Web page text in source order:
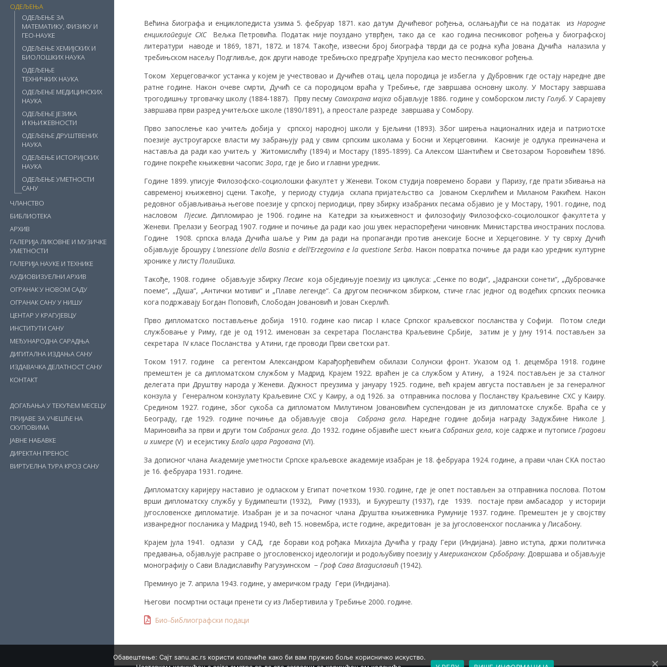
ОДЕЉЕЊА
ОДЕЉЕЊЕ ЗА
МАТЕМАТИКУ, ФИЗИКУ И
ГЕО-НАУКЕ
ОДЕЉЕЊЕ ХЕМИЈСКИХ И
БИОЛОШКИХ НАУКА
ОДЕЉЕЊЕ
ТЕХНИЧКИХ НАУКА
ОДЕЉЕЊЕ МЕДИЦИНСКИХ
НАУКА
ОДЕЉЕЊЕ ЈЕЗИКА
И КЊИЖЕВНОСТИ
ОДЕЉЕЊЕ ДРУШТВЕНИХ
НАУКА
ОДЕЉЕЊЕ ИСТОРИЈСКИХ
НАУКА
ОДЕЉЕЊЕ УМЕТНОСТИ
САНУ
ЧЛАНСТВО
БИБЛИОТЕКА
АРХИВ
ГАЛЕРИЈА ЛИКОВНЕ И МУЗИЧКЕ
УМЕТНОСТИ
ГАЛЕРИЈА НАУКЕ И ТЕХНИКЕ
АУДИОВИЗУЕЛНИ АРХИВ
ОГРАНАК У НОВОМ САДУ
ОГРАНАК САНУ У НИШУ
ЦЕНТАР У КРАГУЈЕВЦУ
ИНСТИТУТИ САНУ
МЕЂУНАРОДНА САРАДЊА
ДИГИТАЛНА ИЗДАЊА САНУ
ИЗДАВАЧКА ДЕЛАТНОСТ САНУ
КОНТАКТ
ДОГАЂАЊА У ТЕКУЋЕМ МЕСЕЦУ
ПРИЈАВЕ ЗА УЧЕШЋЕ НА
СКУПОВИМА
ЈАВНЕ НАБАВКЕ
ДИРЕКТАН ПРЕНОС
ВИРТУЕЛНА ТУРА КРОЗ САНУ
Већина биографа и енциклопедиста узима 5. фебруар 1871. као датум Дучићевог рођења, ослањајући се на податак из Народне
енциклопедије СХС Вељка Петровића. Податак није поуздано утврђен, тако да се као година песниковог рођења у биографској
литератури наводе и 1869, 1871, 1872. и 1874. Такође, извесни број биографа тврди да се родна кућа Јована Дучића налазила у
требињском насељу Подгливље, док други наводе требињско предграђе Хрупјела као место песниковог рођења.
Током Херцеговачког устанка у којем је учествовао и Дучићев отац, цела породица је избегла у Дубровник где остају наредне две
ратне године. Након очеве смрти, Дучић се са породицом враћа у Требиње, где завршава основну школу. У Мостару завршава
трогодишњу трговачку школу (1884-1887). Прву песму Самохрана мајка објављује 1886. године у сомборском листу Голуб. У Сарајеву
завршава први разред учитељске школе (1890/1891), а преостале разреде завршава у Сомбору.
Прво запослење као учитељ добија у српској народној школи у Бјељини (1893). Због ширења националних идеја и патриотске
поезије аустроугарске власти му забрањују рад у свим српским школама у Босни и Херцеговини. Касније је одлука преиначена и
наставља да ради као учитељ у Житомислићу (1894) и Мостару (1895-1899). Са Алексом Шантићем и Светозаром Ћоровићем 1896.
године покреће књижевни часопис Зора, где је био и главни уредник.
Године 1899. уписује Филозофско-социолошки факултет у Женеви. Током студија повремено борави у Паризу, где прати збивања на
савременој књижевној сцени. Такође, у периоду студија склапа пријатељство са Јованом Скерлићем и Миланом Ракићем. Након
редовног објављивања његове поезије у српској периодици, прву збирку изабраних песама објавио је у Мостару, 1901. године, под
насловом Пјесме. Дипломирао је 1906. године на Катедри за књижевност и филозофију Филозофско-социолошког факултета у
Женеви. Прелази у Београд 1907. године и почиње да ради као још увек нераспоређени чиновник Министарства иностраних послова.
Године 1908. српска влада Дучића шаље у Рим да ради на пропаганди против анексије Босне и Херцеговине. У ту сврху Дучић
објављује брошуру L’anessione della Bosnia e dell’Erzegovina e la questione Serba. Након повратка почиње да ради као уредник културне
хронике у листу Политика.
Такође, 1908. године објављује збирку Песмекоја обједињује поезију из циклуса: „Сенке по води“, „Јадрански сонети“, „Дубровачке
поеме“, „Душа“, „Антички мотиви“ и „Плаве легенде“. Са другом песничком збирком, стиче глас једног од водећих српских песника
кога подржавају Богдан Поповић, Слободан Јовановић и Јован Скерлић.
Прво дипломатско постављење добија 1910. године као писар I класе Српског краљевског посланства у Софији. Потом следи
службовање у Риму, где је од 1912. именован за секретара Посланства Краљевине Србије, затим је у јуну 1914. постављен за
секретара IV класе Посланства у Атини, где проводи Први светски рат.
Током 1917. године са регентом Александром Карађорђевићем обилази Солунски фронт. Указом од 1. децембра 1918. године
премештен је са дипломатском службом у Мадрид. Крајем 1922. враћен је са службом у Атину, а 1924. постављен је за сталног
делегата при Друштву народа у Женеви. Дужност преузима у јануару 1925. године, већ крајем августа постављен је за генералног
конзула у Генералном конзулату Краљевине СХС у Каиру, а од 1926. за отправника послова у Посланству Краљевине СХС у Каиру.
Средином 1927. године, због сукоба са дипломатом Милутином Јовановићем суспендован је из дипломатске службе. Враћа се у
Београду, где 1929. године почиње да објављује своја Сабрана дела. Наредне године добија награду Задужбине Николе Ј.
Мариновића за први и други том Сабраних дела. До 1932. године објавиће шест књига Сабраних дела, које садрже и путописе Градови
и химере (V) и есејистику Благо цара Радована (VI).
За дописног члана Академије уметности Српске краљевске академије изабран је 18. фебруара 1924. године, а прави члан СКА постао
је 16. фебруара 1931. године.
Дипломатску каријеру наставио је одласком у Египат почетком 1930. године, где је опет постављен за отправника послова. Потом
врши дипломатску службу у Будимпешти (1932), Риму (1933), и Букурешту (1937), где 1939. постаје први амбасадор у историји
југословенске дипломатије. Изабран је и за почасног члана Друштва књижевника Румуније 1937. године. Премештен је у својству
изванредног посланика у Мадрид 1940, већ 15. новембра, исте године, акредитован је за југословенског посланика у Лисабону.
Крајем јула 1941. одлази у САД, где борави код рођака Михајла Дучића у граду Гери (Индијана). Јавно иступа, држи политичка
предавања, објављује расправе о југословенској идеологији и родољубиву поезију уАмериканском Србобрану. Довршава и објављује
монографију о Сави Владиславићу Рагузуинском − Гроф Сава Владиславић (1942).
Преминуо је 7. априла 1943. године, у америчком граду Гери (Индијана).
Његови посмртни остаци пренети су из Либертивила у Требиње 2000. године.
Био-библиографски подаци
Обавештење: Сајт sanu.ac.rs користи колачиће како би вам пружио боље корисничко искуство.